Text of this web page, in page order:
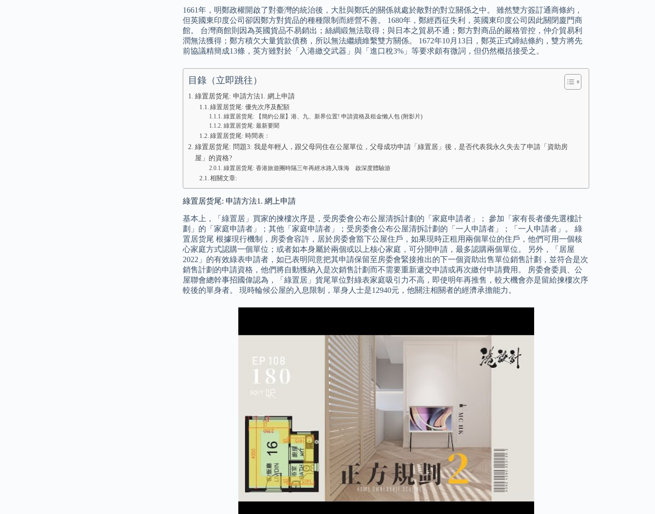
1661年，明鄭政權開啟了對臺灣的統治後，大肚與鄭氏的關係就處於敵對的對立關係之中。 雖然雙方簽訂通商條約，
但英國東印度公司卻因鄭方對貨品的種種限制而經營不善。 1680年，鄭經西征失利，英國東印度公司因此關閉廈門商
館。 台灣商館則因為英國貨品不易銷出；絲綢緞無法取得；與日本之貿易不通；鄭方對商品的嚴格管控，仲介貿易利
潤無法獲得；鄭方積欠大量貨款債務，所以無法繼續維繫雙方關係。 1672年10月13日，鄭英正式締結條約，雙方將先
前協議精簡成13條，英方雖對於「入港繳交武器」與「進口稅3%」等要求頗有微詞，但仍然概括接受之。
目錄（立即跳往）
綠置居货尾: 申請方法1. 網上申請
綠置居货尾: 優先次序及配額
綠置居货尾: 【簡約公屋】港、九、新界位置! 申請資格及租金懶人包 (附影片)
綠置居货尾: 最新要聞
綠置居货尾: 時間表﹕
綠置居货尾: 問題3: 我是年輕人，跟父母同住在公屋單位，父母成功申請「綠置居」後，是否代表我永久失去了申請「資助房
屋」的資格?
綠置居货尾: 香港旅遊團時隔三年再經水路入珠海 啟深度體驗游
相關文章:
綠置居货尾: 申請方法1. 網上申請
基本上，「綠置居」買家的揀樓次序是，受房委會公布公屋清拆計劃的「家庭申請者」； 參加「家有長者優先選樓計
劃」的「家庭申請者」；其他「家庭申請者」；受房委會公布公屋清拆計劃的「一人申請者」；「一人申請者」。 綠
置居货尾 根據現行機制，房委會容許，居於房委會豁下公屋住戶，如果現時正租用兩個單位的住戶，他們可用一個核
心家庭方式認購一個單位；或者如本身屬於兩個或以上核心家庭，可分開申請，最多認購兩個單位。 另外，「居屋
2022」的有效綠表申請者，如已表明同意把其申請保留至房委會緊接推出的下一個資助出售單位銷售計劃，並符合是次
銷售計劃的申請資格，他們將自動獲納入是次銷售計劃而不需要重新遞交申請或再次繳付申請費用。 房委會委員、公
屋聯會總幹事招國偉認為，「綠置居」貨尾單位對綠表家庭吸引力不高，即使明年再推售，較大機會亦是留給揀樓次序
較後的單身者。 現時輪候公屋的入息限制，單身人士是12940元，他關注相關者的經濟承擔能力。